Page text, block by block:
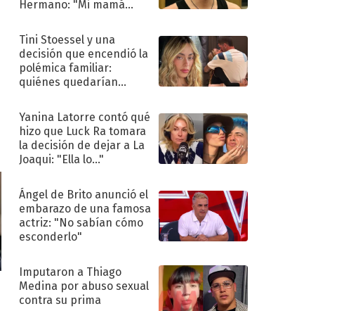
Hermano: "Mi mamá
Tini Stoessel y una
decisión que encendió la
polémica familiar:
quiénes quedarían
Yanina Latorre contó qué
hizo que Luck Ra tomara
la decisión de dejar a La
Joaqui: "Ella lo..."
Ángel de Brito anunció el
embarazo de una famosa
actriz: "No sabían cómo
esconderlo"
Imputaron a Thiago
Medina por abuso sexual
contra su prima